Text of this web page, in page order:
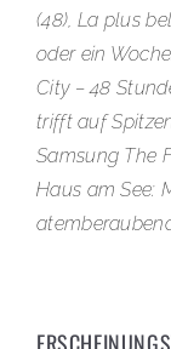
(48), La plus
oder ein
City – 48
trifft auf
Samsung The
Haus am See: